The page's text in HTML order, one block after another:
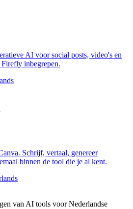
AI voor social posts, video's en
inbegrepen.
Schrijf, vertaal, genereer
binnen de tool die je al kent.
van AI tools voor Nederlandse